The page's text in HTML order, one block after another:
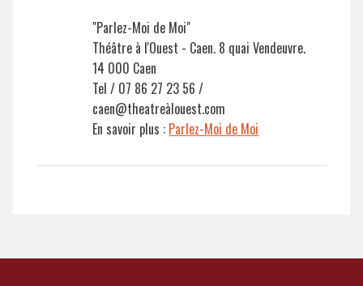
"Parlez-Moi de Moi"
Théâtre à l'Ouest - Caen. 8 quai Vendeuvre.
14 000 Caen
Tel / 07 86 27 23 56 /
caen@theatreàlouest.com
En savoir plus : Parlez-Moi de Moi